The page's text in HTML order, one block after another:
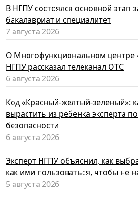
В НГПУ состоялся основной этап
бакалавриат и специалитет
7 августа 2026
О Многофункциональном центре
НГПУ рассказал телеканал ОТС
6 августа 2026
Код «Красный-желтый-зеленый»:
вырастить из ребенка эксперта
безопасности
6 августа 2026
Эксперт НГПУ объяснил, как
как ими пользоваться, чтобы не
5 августа 2026